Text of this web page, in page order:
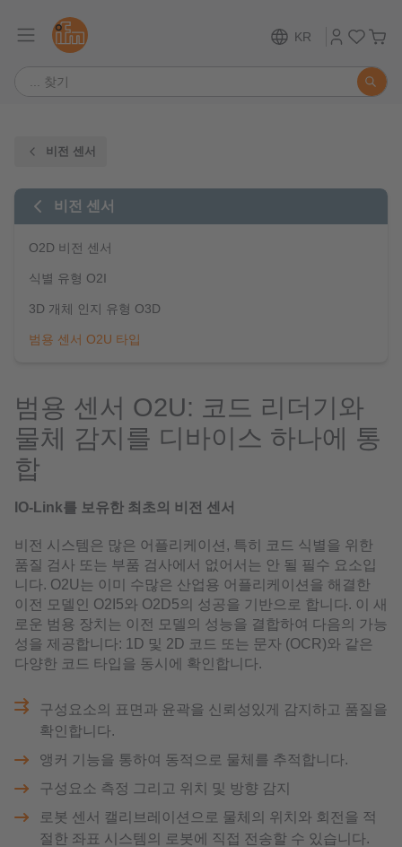
KR
비전 센서
비전 센서
O2D 비전 센서
식별 유형 O2I
3D 개체 인지 유형 O3D
범용 센서 O2U 타입
범용 센서 O2U: 코드 리더기와
물체 감지를 디바이스 하나에 통
합
IO-Link를 보유한 최초의 비전 센서
비전 시스템은 많은 어플리케이션, 특히 코드 식별을 위한
품질 검사 또는 부품 검사에서 없어서는 안 될 필수 요소입
니다. O2U는 이미 수많은 산업용 어플리케이션을 해결한
이전 모델인 O2I5와 O2D5의 성공을 기반으로 합니다. 이 새
로운 범용 장치는 이전 모델의 성능을 결합하여 다음의 가능
성을 제공합니다: 1D 및 2D 코드 또는 문자 (OCR)와 같은
다양한 코드 타입을 동시에 확인합니다.
구성요소의 표면과 윤곽을 신뢰성있게 감지하고 품질을
확인합니다.
앵커 기능을 통하여 동적으로 물체를 추적합니다.
구성요소 측정 그리고 위치 및 방향 감지
로봇 센서 캘리브레이션으로 물체의 위치와 회전을 적
절한 좌표 시스템의 로봇에 직접 전송할 수 있습니다.